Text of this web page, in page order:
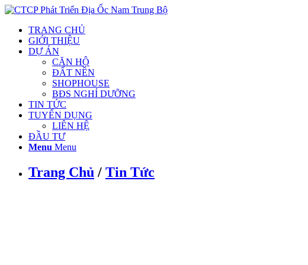
TRANG CHỦ
GIỚI THIỆU
DỰ ÁN
CĂN HỘ
ĐẤT NỀN
SHOPHOUSE
BĐS NGHỈ DƯỠNG
TIN TỨC
TUYỂN DỤNG
LIÊN HỆ
ĐẦU TƯ
Menu Menu
Trang Chủ / Tin Tức